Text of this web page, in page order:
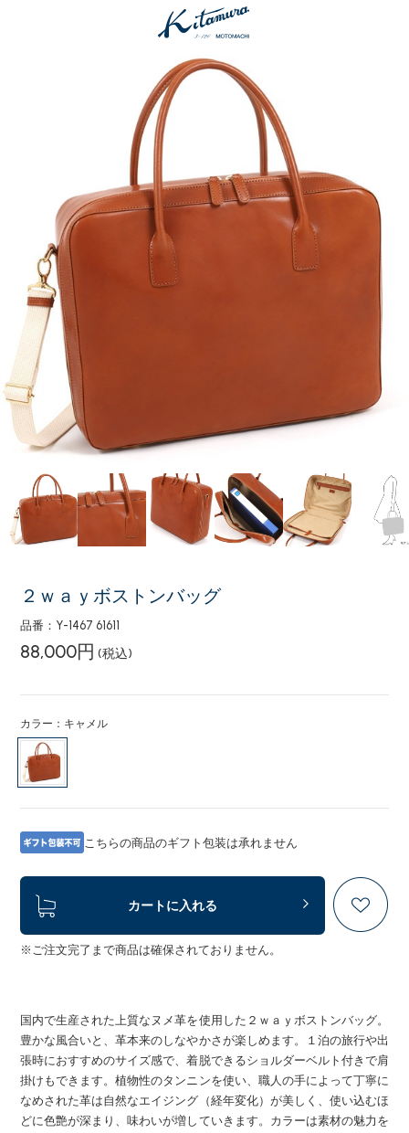
２ｗａｙボストンバッグ
品番：Y-1467 61611
88,000円 (税込)
カラー：キャメル
こちらの商品のギフト包装は承れません
カートに入れる
※ご注文完了まで商品は確保されておりません。
国内で生産された上質なヌメ革を使用した２ｗａｙボストンバッグ。
豊かな風合いと、革本来のしなやかさが楽しめます。１泊の旅行や出
張時におすすめのサイズ感で、着脱できるショルダーベルト付きで肩
掛けもできます。植物性のタンニンを使い、職人の手によって丁寧に
なめされた革は自然なエイジング（経年変化）が美しく、使い込むほ
どに色艶が深まり、味わいが増していきます。カラーは素材の魅力を